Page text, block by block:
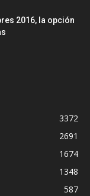
2016, la opción
3372
2691
1674
1348
587